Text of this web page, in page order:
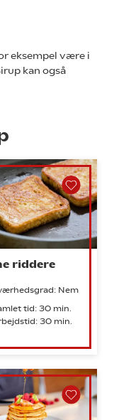
eksempel være i
kan også
riddere
Nem
tid: 30 min.
30 min.